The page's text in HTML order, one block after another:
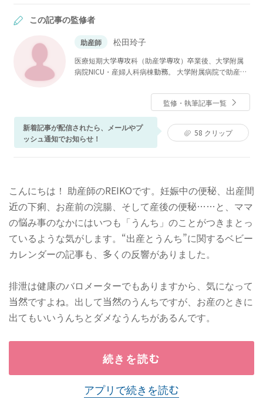
この記事の監修者
助産師 松田玲子
医療短期大学専攻科（助産学専攻）卒業後、大学附属
病院NICU・産婦人科病棟勤務。 大学附属病院で助産師
程修了。その後、私立大学看護学部母性看護学助教を
経て、現在ベビーカレンダーで医療系の記事執筆・監
修に携わる。
監修・執筆記事一覧
新着記事が配信されたら、メールやプ
ッシュ通知でお知らせ！
58 クリップ
こんにちは！ 助産師のREIKOです。妊娠中の便秘、出産間
近の下痢、お産前の浣腸、そして産後の便秘……と、ママ
の悩み事のなかにはいつも「うんち」のことがつきまとっ
ているような気がします。“出産とうんち”に関するベビー
カレンダーの記事も、多くの反響がありました。
排泄は健康のバロメーターでもありますから、気になって
当然ですよね。出して当然のうんちですが、お産のときに
出てもいいうんちとダメなうんちがあるんです。
続きを読む
アプリで続きを読む